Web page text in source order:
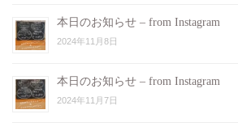
本日のお知らせ – from Instagram
2024年11月8日
本日のお知らせ – from Instagram
2024年11月7日